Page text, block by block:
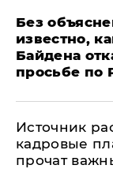
Без
известно,
Байдена
просьбе по
​Источник
кадровые
прочат